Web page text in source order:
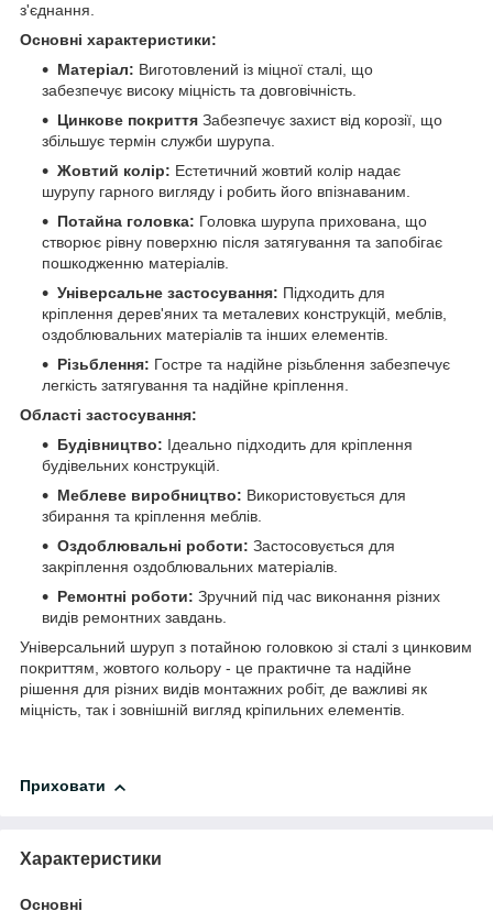
з'єднання.
Основні характеристики:
Матеріал: Виготовлений із міцної сталі, що
забезпечує високу міцність та довговічність.
Цинкове покриття Забезпечує захист від корозії, що
збільшує термін служби шурупа.
Жовтий колір: Естетичний жовтий колір надає
шурупу гарного вигляду і робить його впізнаваним.
Потайна головка: Головка шурупа прихована, що
створює рівну поверхню після затягування та запобігає
пошкодженню матеріалів.
Універсальне застосування: Підходить для
кріплення дерев'яних та металевих конструкцій, меблів,
оздоблювальних матеріалів та інших елементів.
Різьблення: Гостре та надійне різьблення забезпечує
легкість затягування та надійне кріплення.
Області застосування:
Будівництво: Ідеально підходить для кріплення
будівельних конструкцій.
Меблеве виробництво: Використовується для
збирання та кріплення меблів.
Оздоблювальні роботи: Застосовується для
закріплення оздоблювальних матеріалів.
Ремонтні роботи: Зручний під час виконання різних
видів ремонтних завдань.
Універсальний шуруп з потайною головкою зі сталі з цинковим
покриттям, жовтого кольору - це практичне та надійне
рішення для різних видів монтажних робіт, де важливі як
міцність, так і зовнішній вигляд кріпильних елементів.
Приховати
Характеристики
Основні